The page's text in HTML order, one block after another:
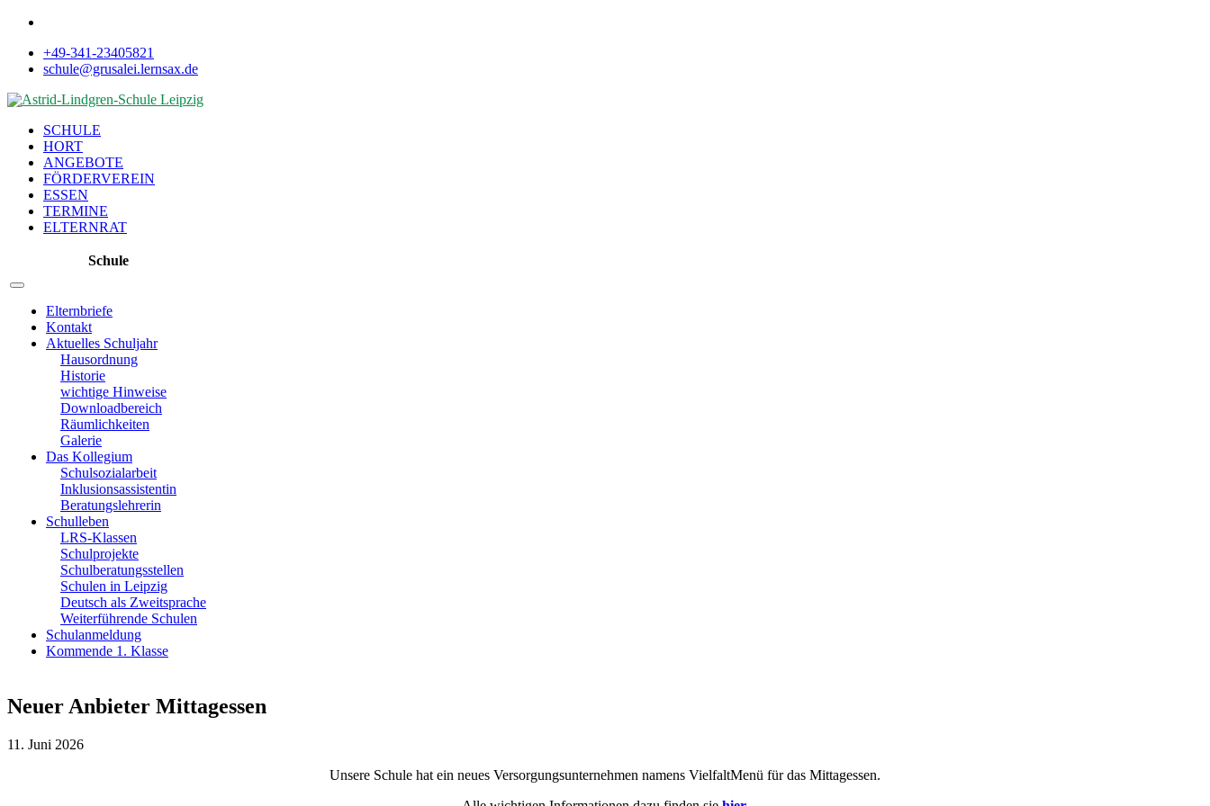
+49-341-23405821
schule@grusalei.lernsax.de
SCHULE
HORT
ANGEBOTE
FÖRDERVEREIN
ESSEN
TERMINE
ELTERNRAT
Schule
Elternbriefe
Kontakt
Aktuelles Schuljahr
Hausordnung
Historie
wichtige Hinweise
Downloadbereich
Räumlichkeiten
Galerie
Das Kollegium
Schulsozialarbeit
Inklusionsassistentin
Beratungslehrerin
Schulleben
LRS-Klassen
Schulprojekte
Schulberatungsstellen
Schulen in Leipzig
Deutsch als Zweitsprache
Weiterführende Schulen
Schulanmeldung
Kommende 1. Klasse
Neuer Anbieter Mittagessen
11. Juni 2026
Unsere Schule hat ein neues Versorgungsunternehmen namens VielfaltMenü für das Mittagessen.